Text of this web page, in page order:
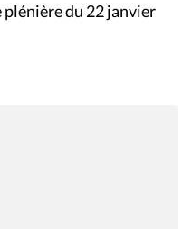
plénière du 22 janvier